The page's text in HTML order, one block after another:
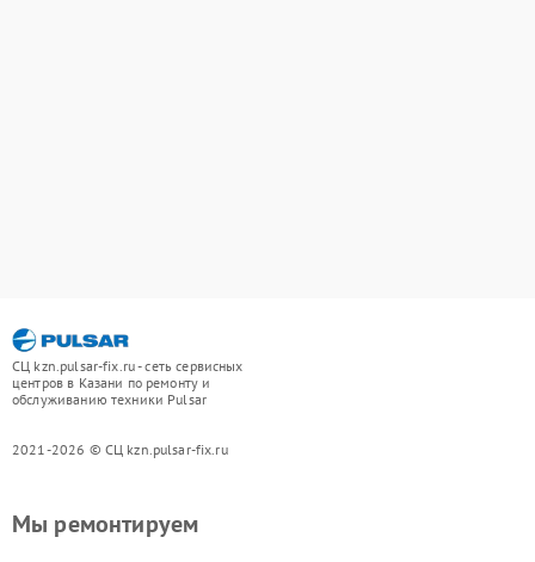
СЦ kzn.pulsar-fix.ru - сеть сервисных
центров в Казани по ремонту и
обслуживанию техники Pulsar
2021-2026 © СЦ kzn.pulsar-fix.ru
Мы ремонтируем